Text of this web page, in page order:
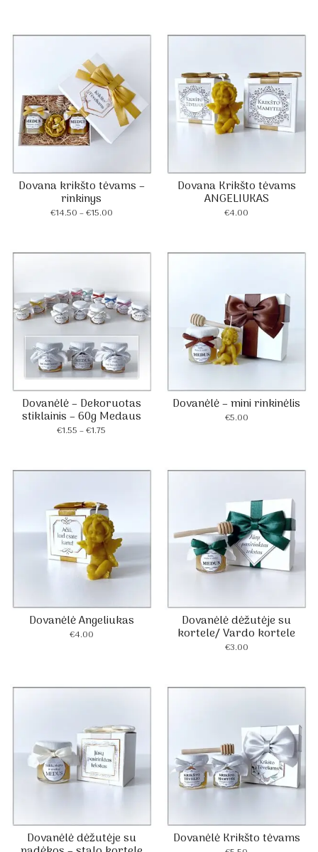
Dovana krikšto tėvams –
rinkinys
€14.50 –€15.00Price
through
Dovana Krikšto tėvams
ANGELIUKAS
€4.00
Dovanėlė – Dekoruotas
stiklainis – 60g Medaus
€1.55 –€1.75
through
Dovanėlė – mini rinkinėlis
€5.00
Dovanėlė Angeliukas
€4.00
Dovanėlė dėžutėje su
kortele/ Vardo kortele
€3.00
Dovanėlė dėžutėje su Dovanėlė Krikšto tėvams